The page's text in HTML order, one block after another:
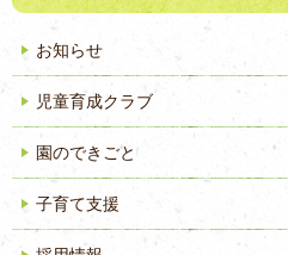
お知らせ
児童育成クラブ
園のできごと
子育て支援